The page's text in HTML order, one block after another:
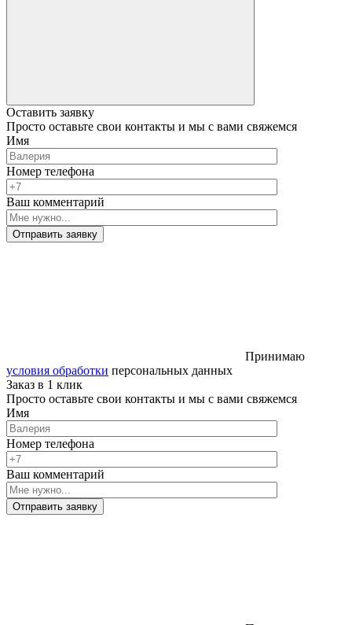
Оставить заявку
Просто оставьте свои контакты и мы с вами свяжемся
Имя
Номер телефона
Ваш комментарий
Отправить заявку
Принимаю
условия обработки персональных данных
Заказ в 1 клик
Просто оставьте свои контакты и мы с вами свяжемся
Имя
Номер телефона
Ваш комментарий
Отправить заявку